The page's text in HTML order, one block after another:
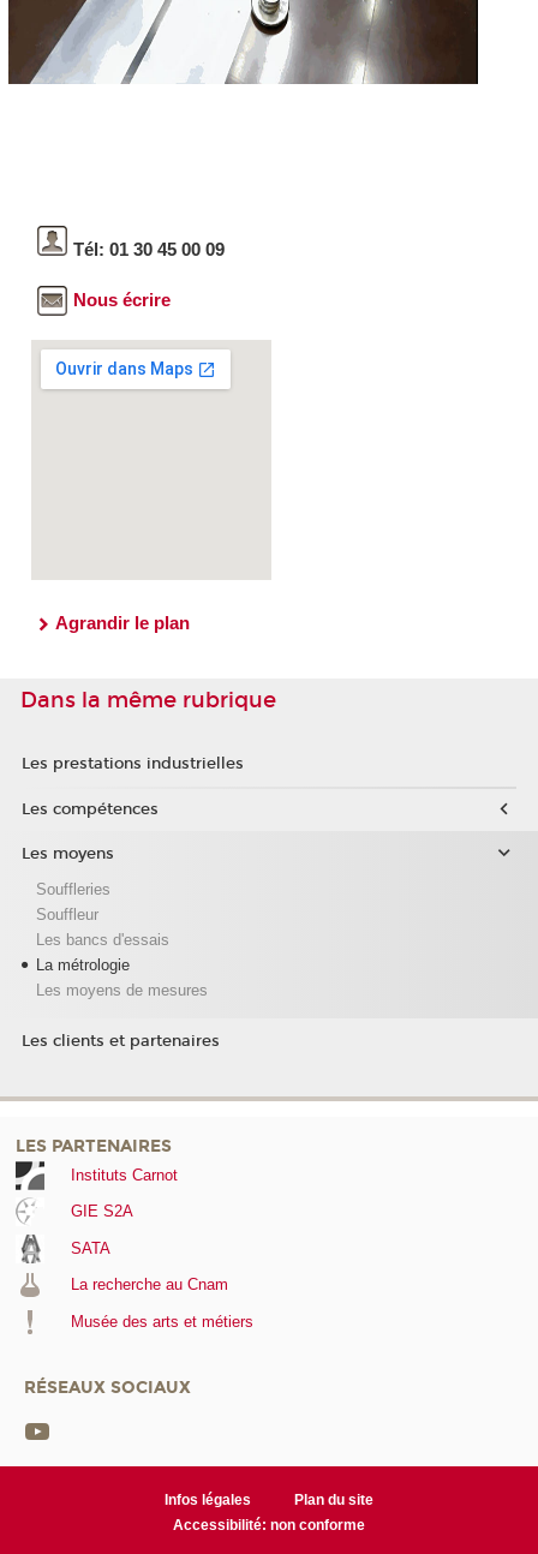
Tél: 01 30 45 00 09
Nous écrire
Agrandir le plan
Dans la même rubrique
Les prestations industrielles
Les compétences
Les moyens
Souffleries
Souffleur
Les bancs d'essais
La métrologie
Les moyens de mesures
Les clients et partenaires
LES PARTENAIRES
Instituts Carnot
GIE S2A
SATA
La recherche au Cnam
Musée des arts et métiers
RÉSEAUX SOCIAUX
Infos légales
Plan du site
Accessibilité: non conforme